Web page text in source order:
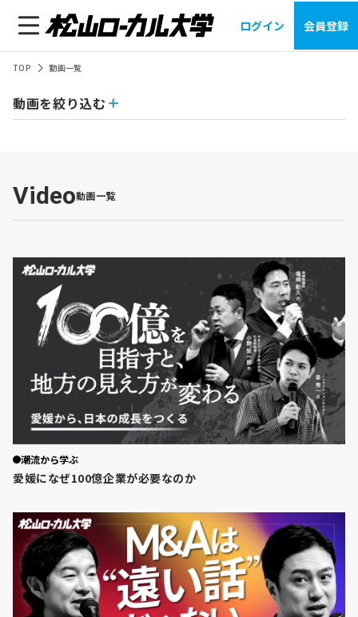
ログイン 会員登録
TOP 動画一覧
動画を絞り込む
Video動画一覧
潮流から学ぶ
愛媛になぜ100億企業が必要なのか